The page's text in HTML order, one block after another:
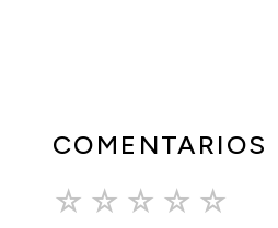
COMENTARIOS
☆ ☆ ☆ ☆ ☆